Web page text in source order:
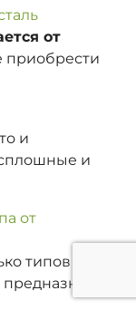
от
приобрести
и
и
от
типов